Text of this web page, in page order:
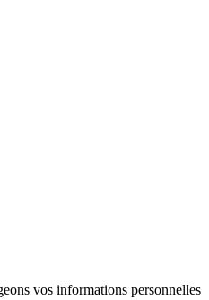
vos informations personnelles